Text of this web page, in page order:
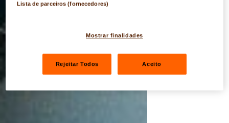
Lista de parceiros (fornecedores)
Mostrar finalidades
Rejeitar Todos Aceito